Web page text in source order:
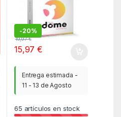
-20%
19,97€
15,97€
Entrega estimada -
11 - 13 de Agosto
65 artículos en stock